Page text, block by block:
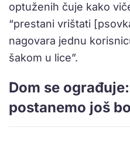
optuženih čuje kako
“prestani vrištati
nagovara jednu
šakom u lice”.
Dom se
postanemo još